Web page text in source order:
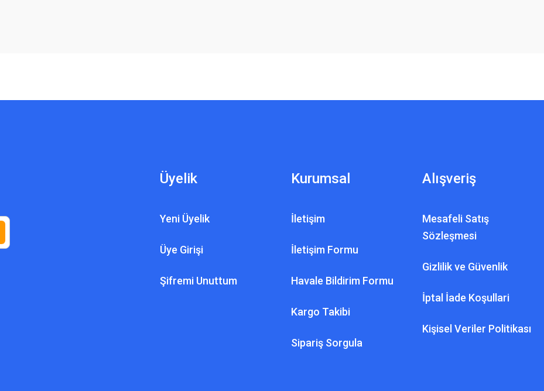
Marduk Az7000 Yeraltı Radarı
220.000,00 TL
Üyelik
Yeni Üyelik
Üye Girişi
Şifremi Unuttum
Kurumsal
İletişim
İletişim Formu
Havale Bildirim Formu
Kargo Takibi
Sipariş Sorgula
Alışveriş
Mesafeli Satış
Sözleşmesi
Gizlilik ve Güvenlik
İptal İade Koşullari
Kişisel Veriler Politikası